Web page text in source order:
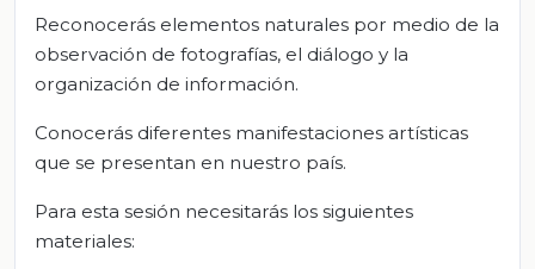
Reconocerás elementos naturales por medio de la
observación de fotografías, el diálogo y la
organización de información.
Conocerás diferentes manifestaciones artísticas
que se presentan en nuestro país.
Para esta sesión necesitarás los siguientes
materiales: